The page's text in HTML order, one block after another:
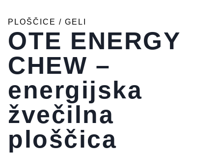
PLOŠČICE / GELI
OTE ENERGY
CHEW –
energijska
žvečilna
ploščica